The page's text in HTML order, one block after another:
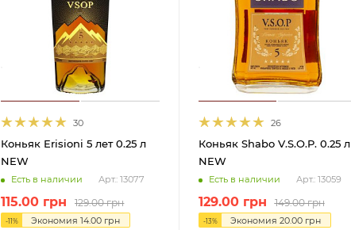
30
Коньяк Erisioni 5 лет 0.25 л
NEW
Есть в наличии Арт.: 13077
115.00 грн 129.00грн
-11% Экономия14.00 грн
26
Коньяк Shabo V.S.O.P. 0.25 л
NEW
Есть в наличии Арт.: 13059
129.00грн 149.00грн
-13% Экономия 20.00грн